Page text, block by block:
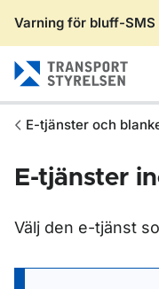
Varning för bluff-SMS
E-tjänster och
E-tjänster
Välj den e-tjänst